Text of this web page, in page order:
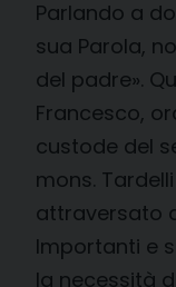
Parlando a
sua Parola,
del padre».
Francesco,
custode del
mons.
attraversato
Importanti e
la necessità